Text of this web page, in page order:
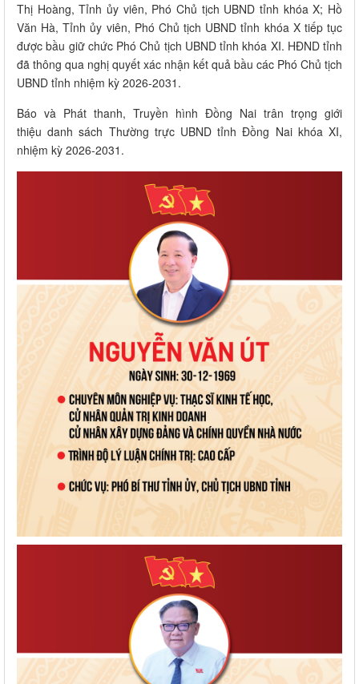
Thị Hoàng, Tỉnh ủy viên, Phó Chủ tịch UBND tỉnh khóa X; Hồ
Văn Hà, Tỉnh ủy viên, Phó Chủ tịch UBND tỉnh khóa X tiếp tục
được bầu giữ chức Phó Chủ tịch UBND tỉnh khóa XI. HĐND tỉnh
đã thông qua nghị quyết xác nhận kết quả bầu các Phó Chủ tịch
UBND tỉnh nhiệm kỳ 2026-2031.
Báo và Phát thanh, Truyền hình Đồng Nai trân trọng giới
thiệu danh sách Thường trực UBND tỉnh Đồng Nai khóa XI,
nhiệm kỳ 2026-2031.